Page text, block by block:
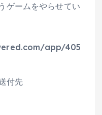
ゲームをやらせてい
app/405
付先